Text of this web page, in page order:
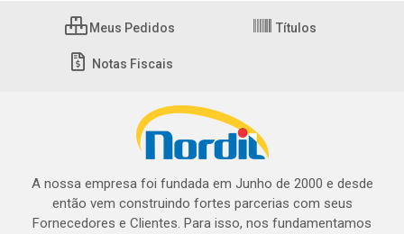
Meus Pedidos Títulos
Notas Fiscais
A nossa empresa foi fundada em Junho de 2000 e desde
então vem construindo fortes parcerias com seus
Fornecedores e Clientes. Para isso, nos fundamentamos